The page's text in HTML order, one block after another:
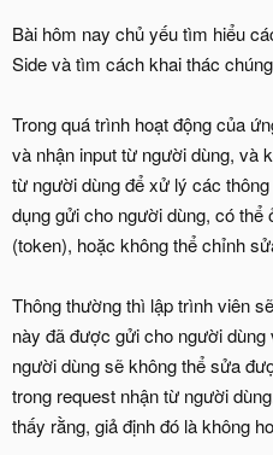
Bài hôm nay chủ yếu tìm hiểu
Side và tìm cách khai thác
Trong quá trình hoạt động của
và nhận input từ người dùng, và
từ người dùng để xử lý các
dụng gửi cho người dùng, có
(token), hoặc không thể chỉnh
Thông thường thì lập trình viên
này đã được gửi cho người
người dùng sẽ không thể sửa
trong request nhận từ người
thấy rằng, giả định đó là không